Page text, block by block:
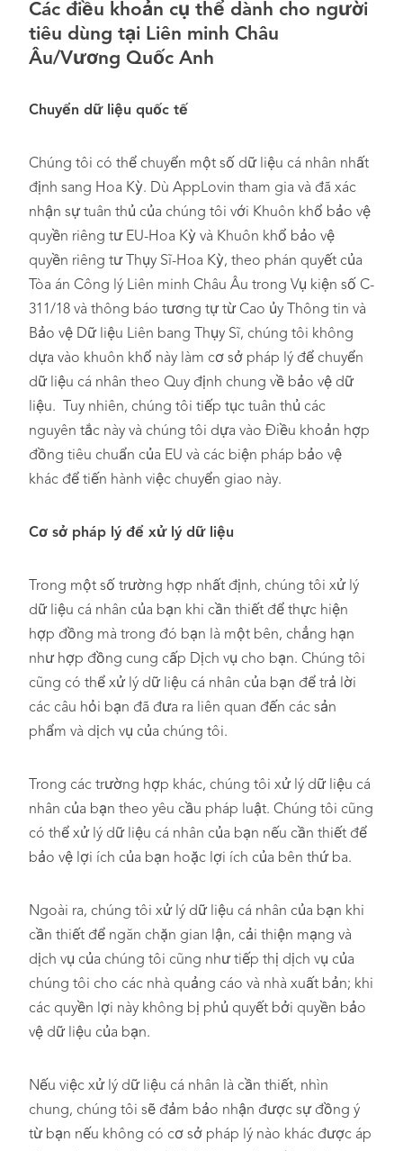
Các điều khoản cụ thể dành cho người
tiêu dùng tại Liên minh Châu
Âu/Vương Quốc Anh
Chuyển dữ liệu quốc tế
Chúng tôi có thể chuyển một số dữ liệu cá nhân nhất
định sang Hoa Kỳ. Dù AppLovin tham gia và đã xác
nhận sự tuân thủ của chúng tôi với Khuôn khổ bảo vệ
quyền riêng tư EU-Hoa Kỳ và Khuôn khổ bảo vệ
quyền riêng tư Thụy Sĩ-Hoa Kỳ, theo phán quyết của
Tòa án Công lý Liên minh Châu Âu trong Vụ kiện số C-
311/18 và thông báo tương tự từ Cao ủy Thông tin và
Bảo vệ Dữ liệu Liên bang Thụy Sĩ, chúng tôi không
dựa vào khuôn khổ này làm cơ sở pháp lý để chuyển
dữ liệu cá nhân theo Quy định chung về bảo vệ dữ
liệu. Tuy nhiên, chúng tôi tiếp tục tuân thủ các
nguyên tắc này và chúng tôi dựa vào Điều khoản hợp
đồng tiêu chuẩn của EU và các biện pháp bảo vệ
khác để tiến hành việc chuyển giao này.
Cơ sở pháp lý để xử lý dữ liệu
Trong một số trường hợp nhất định, chúng tôi xử lý
dữ liệu cá nhân của bạn khi cần thiết để thực hiện
hợp đồng mà trong đó bạn là một bên, chẳng hạn
như hợp đồng cung cấp Dịch vụ cho bạn. Chúng tôi
cũng có thể xử lý dữ liệu cá nhân của bạn để trả lời
các câu hỏi bạn đã đưa ra liên quan đến các sản
phẩm và dịch vụ của chúng tôi.
Trong các trường hợp khác, chúng tôi xử lý dữ liệu cá
nhân của bạn theo yêu cầu pháp luật. Chúng tôi cũng
có thể xử lý dữ liệu cá nhân của bạn nếu cần thiết để
bảo vệ lợi ích của bạn hoặc lợi ích của bên thứ ba.
Ngoài ra, chúng tôi xử lý dữ liệu cá nhân của bạn khi
cần thiết để ngăn chặn gian lận, cải thiện mạng và
dịch vụ của chúng tôi cũng như tiếp thị dịch vụ của
chúng tôi cho các nhà quảng cáo và nhà xuất bản; khi
các quyền lợi này không bị phủ quyết bởi quyền bảo
vệ dữ liệu của bạn.
Nếu việc xử lý dữ liệu cá nhân là cần thiết, nhìn
chung, chúng tôi sẽ đảm bảo nhận được sự đồng ý
từ bạn nếu không có cơ sở pháp lý nào khác được áp